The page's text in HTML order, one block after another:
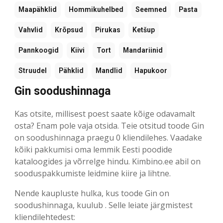
Maapähklid Hommikuhelbed Seemned Pasta
Vahvlid Krõpsud Pirukas Ketšup
Pannkoogid Kiivi Tort Mandariinid
Struudel Pähklid Mandlid Hapukoor
Gin soodushinnaga
Kas otsite, millisest poest saate kõige odavamalt
osta? Enam pole vaja otsida. Teie otsitud toode Gin
on soodushinnaga praegu 0 kliendilehes. Vaadake
kõiki pakkumisi oma lemmik Eesti poodide
kataloogides ja võrrelge hindu. Kimbino.ee abil on
sooduspakkumiste leidmine kiire ja lihtne.
Nende kaupluste hulka, kus toode Gin on
soodushinnaga, kuulub . Selle leiate järgmistest
kliendilehtedest: